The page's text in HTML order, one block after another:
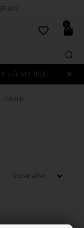
499
0
på ALT 🇩🇰
JAKKER